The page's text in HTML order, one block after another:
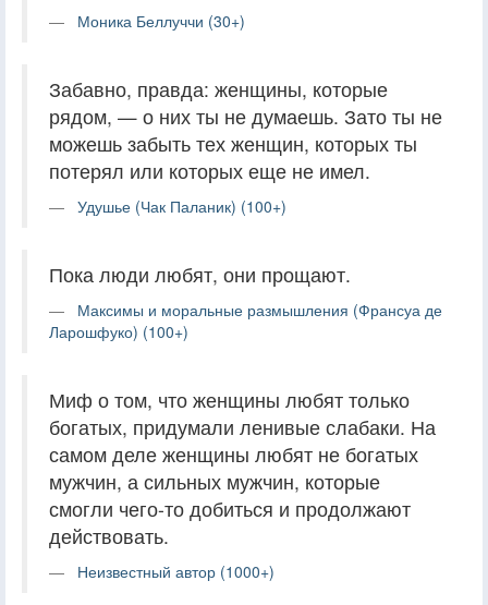
Моника Беллуччи (30+)
Забавно, правда: женщины, которые
рядом, — о них ты не думаешь. Зато ты не
можешь забыть тех женщин, которых ты
потерял или которых еще не имел.
Удушье (Чак Паланик) (100+)
Пока люди любят, они прощают.
Максимы и моральные размышления (Франсуа де
Ларошфуко) (100+)
Миф о том, что женщины любят только
богатых, придумали ленивые слабаки. На
самом деле женщины любят не богатых
мужчин, а сильных мужчин, которые
смогли чего-то добиться и продолжают
действовать.
Неизвестный автор (1000+)